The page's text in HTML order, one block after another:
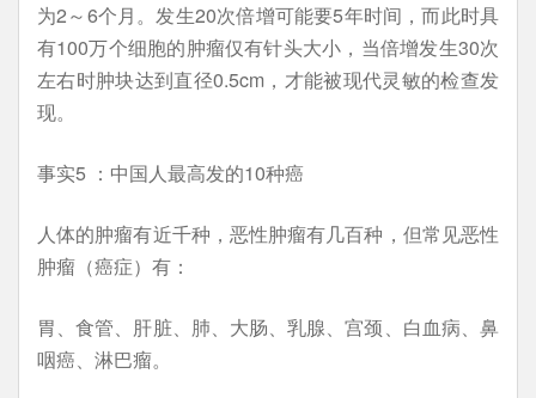
为2～6个月。发生20次倍增可能要5年时间，而此时具
有100万个细胞的肿瘤仅有针头大小，当倍增发生30次
左右时肿块达到直径0.5cm，才能被现代灵敏的检查发
现。
事实5 ：中国人最高发的10种癌
人体的肿瘤有近千种，恶性肿瘤有几百种，但常见恶性
肿瘤（癌症）有：
胃、食管、肝脏、肺、大肠、乳腺、宫颈、白血病、鼻
咽癌、淋巴瘤。